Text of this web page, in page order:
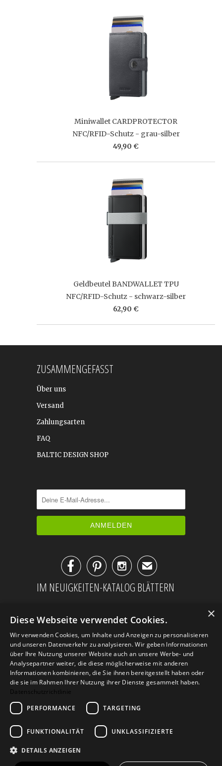
Miniwallet CARDPROTECTOR
NFC/RFID-Schutz - grau-silber
49,90 €
Geldbeutel BANDWALLET TPU
NFC/RFID-Schutz - schwarz-silber
62,90 €
ZUSAMMENGEFASST
Über uns
Versand
Zahlungsarten
FAQ
BALTIC DESIGN SHOP
✉
IM NEUIGKEITEN-KATALOG BLÄTTERN
AGB Datenschutz
Impressum
Kontakt
© 2026Design Geschenke
Shop
×
Diese Webseite verwendet Cookies.
Wir verwenden Cookies, um Inhalte und Anzeigen zu personalisieren
und unseren Datenverkehr zu analysieren. Wir geben Informationen
über Ihre Nutzung unserer Website auch an unsere Werbe- und
Analysepartner weiter, die diese möglicherweise mit anderen
Informationen kombinieren, die Sie ihnen bereitgestellt haben oder
die sie im Rahmen Ihrer Nutzung ihrer Dienste gesammelt haben.
Datenschutzrichtlinie
PERFORMANCE
TARGETING
FUNKTIONALITÄT UNKLASSIFIZIERTE
DETAILS ANZEIGEN